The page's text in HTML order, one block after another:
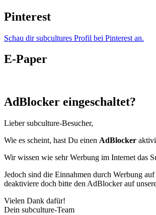
Pinterest
Schau dir subcultures Profil bei Pinterest an.
E-Paper
AdBlocker eingeschaltet?
Lieber subculture-Besucher,
Wie es scheint, hast Du einen AdBlocker
Wir wissen wie sehr Werbung im Internet das
Jedoch sind die Einnahmen durch Werbung
deaktiviere doch bitte den AdBlocker auf
Vielen Dank dafür!
Dein subculture-Team